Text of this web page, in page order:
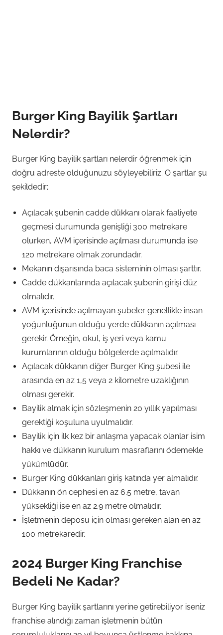
Burger King Bayilik Şartları
Nelerdir?
Burger King bayilik şartları nelerdir öğrenmek için
doğru adreste olduğunuzu söyleyebiliriz. O şartlar şu
şekildedir;
Açılacak şubenin cadde dükkanı olarak faaliyete
geçmesi durumunda genişliği 300 metrekare
olurken, AVM içerisinde açılması durumunda ise
120 metrekare olmak zorundadır.
Mekanın dışarısında baca sisteminin olması şarttır.
Cadde dükkanlarında açılacak şubenin girişi düz
olmalıdır.
AVM içerisinde açılmayan şubeler genellikle insan
yoğunluğunun olduğu yerde dükkanın açılması
gerekir. Örneğin, okul, iş yeri veya kamu
kurumlarının olduğu bölgelerde açılmalıdır.
Açılacak dükkanın diğer Burger King şubesi ile
arasında en az 1,5 veya 2 kilometre uzaklığının
olması gerekir.
Bayilik almak için sözleşmenin 20 yıllık yapılması
gerektiği koşuluna uyulmalıdır.
Bayilik için ilk kez bir anlaşma yapacak olanlar isim
hakkı ve dükkanın kurulum masraflarını ödemekle
yükümlüdür.
Burger King dükkanları giriş katında yer almalıdır.
Dükkanın ön cephesi en az 6.5 metre, tavan
yüksekliği ise en az 2.9 metre olmalıdır.
İşletmenin deposu için olması gereken alan en az
100 metrekaredir.
2024 Burger King Franchise
Bedeli Ne Kadar?
Burger King bayilik şartlarını yerine getirebiliyor iseniz
franchise alındığı zaman işletmenin bütün